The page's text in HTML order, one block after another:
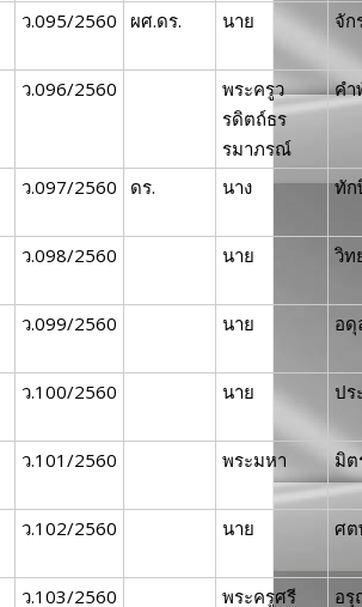
ว.095/2560 ผศ.ดร. นาย จั
ว.096/2560
พระครูว
รดิตถ์ธร
รมาภรณ์
คำ
ว.097/2560 ดร. นาง ทั
ว.098/2560 นาย วิท
ว.099/2560 นาย อดุ
ว.100/2560 นาย ปร
ว.101/2560 พระมหา มิต
ว.102/2560 นาย ศต
ว.103/2560
พระครูศรี
อ